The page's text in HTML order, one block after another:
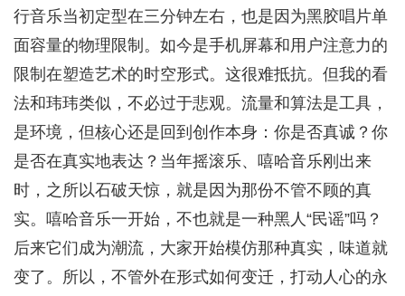
行音乐当初定型在三分钟左右，也是因为黑胶唱片单
面容量的物理限制。如今是手机屏幕和用户注意力的
限制在塑造艺术的时空形式。这很难抵抗。但我的看
法和玮玮类似，不必过于悲观。流量和算法是工具，
是环境，但核心还是回到创作本身：你是否真诚？你
是否在真实地表达？当年摇滚乐、嘻哈音乐刚出来
时，之所以石破天惊，就是因为那份不管不顾的真
实。嘻哈音乐一开始，不也就是一种黑人“民谣”吗？
后来它们成为潮流，大家开始模仿那种真实，味道就
变了。所以，不管外在形式如何变迁，打动人心的永